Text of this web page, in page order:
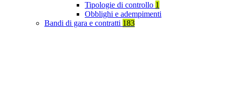
Tipologie di controllo 1
Obblighi e adempimenti
Bandi di gara e contratti 183